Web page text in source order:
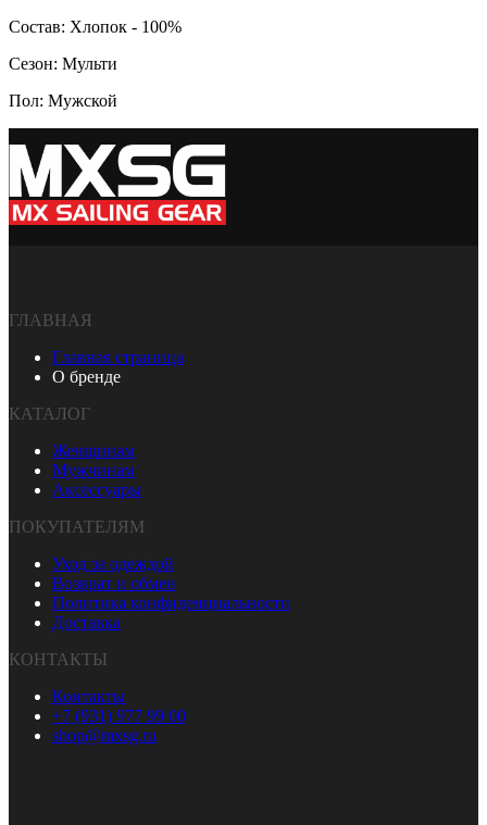
Состав: Хлопок - 100%
Сезон: Мульти
Пол: Мужской
ГЛАВНАЯ
Главная страница
О бренде
КАТАЛОГ
Женщинам
Мужчинам
Аксессуары
ПОКУПАТЕЛЯМ
Уход за одеждой
Возврат и обмен
Политика конфиденциальности
Доставка
КОНТАКТЫ
Контакты
+7 (931) 977 99 00
shop@mxsg.ru